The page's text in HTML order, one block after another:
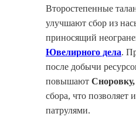
Второстепенные
улучшают сбор из
приносящий
Ювелирного дела.
после добычи
повышают Сноровку,
сбора, что позволяет
патрулями.